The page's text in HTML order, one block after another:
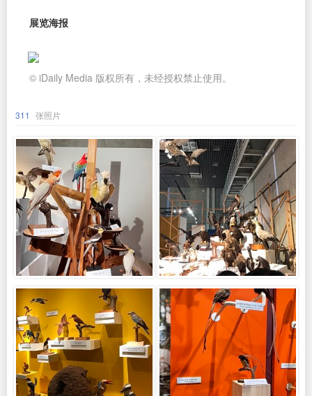
展览海报
© iDaily Media 版权所有，未经授权禁止使用。
311 张照片